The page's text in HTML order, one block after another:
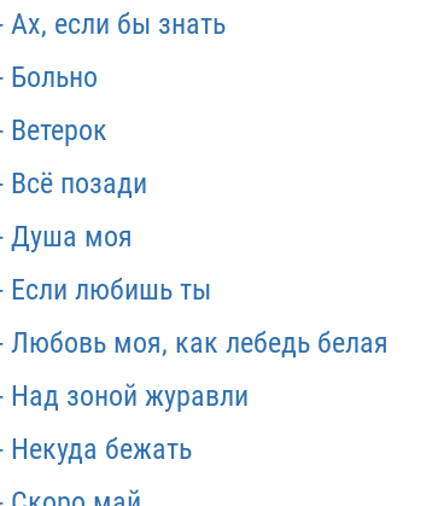
если бы знать
Больно
позади
Душа моя
Если любишь ты
моя, как лебедь белая
Над зоной журавли
бежать